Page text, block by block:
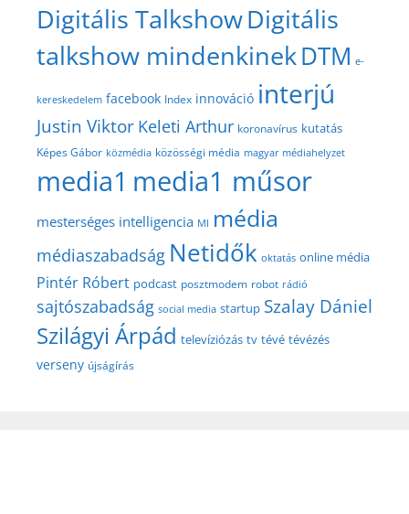
Digitális TalkshowDigitális
talkshow mindenkinekDTM e-
kereskedelem facebook Index innováció interjú
Justin Viktor Keleti Arthur koronavírus kutatás
Képes Gábor közmédia közösségi média magyar médiahelyzet
media1 media1 műsor
mesterséges intelligencia MI média
médiaszabadság Netidők oktatás online média
Pintér Róbert podcast posztmodem robot rádió
sajtószabadság social media startup Szalay Dániel
Szilágyi Árpád televíziózás tv tévé tévézés
verseny újságírás